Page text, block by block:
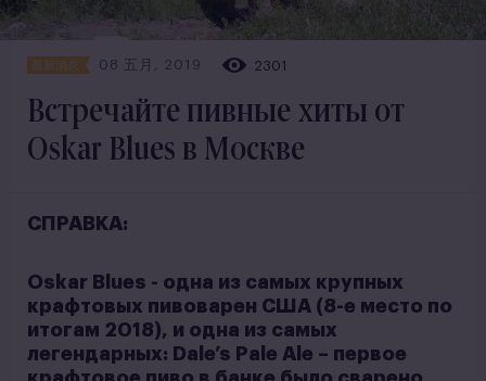
最新消息 08 五月, 2019 2301
Встречайте пивные хиты от
Oskar Blues в Москве
СПРАВКА:
Oskar Blues - одна из самых крупных
крафтовых пивоварен США (8-е место по
итогам 2018), и одна из самых
легендарных: Dale’s Pale Ale – первое